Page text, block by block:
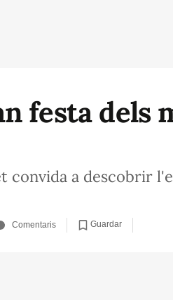
festa dels
convida a descobrir
Comentaris Guardar